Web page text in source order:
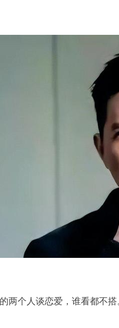
两个人谈恋爱，谁看都不搭